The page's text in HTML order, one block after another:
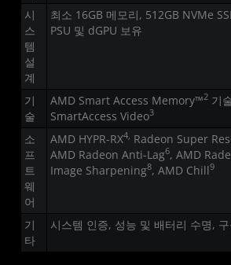
시
스
템
설
계
최소 16GB 메모리, 512GB NVMe
PSU 및 dGPU 보유
기
술
AMD Smart Access Memory™2 기
SmartAccess Video3
소
프
트
웨
어
AMD HYPR-RX4, Radeon Super
AMD Radeon Anti-Lag6, AMD
Image Sharpening8, AMD Chill9
기
타
시스템 인증, 성능 및 배터리 수명,